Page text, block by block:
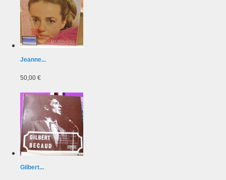
Jeanne...
50,00 €
Gilbert...